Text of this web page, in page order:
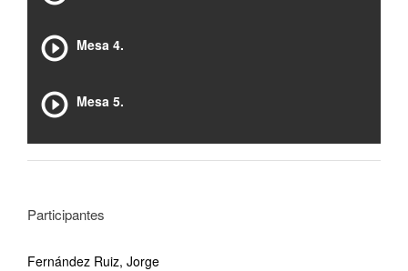
Mesa 4.
Mesa 5.
Participantes
Fernández Ruiz, Jorge